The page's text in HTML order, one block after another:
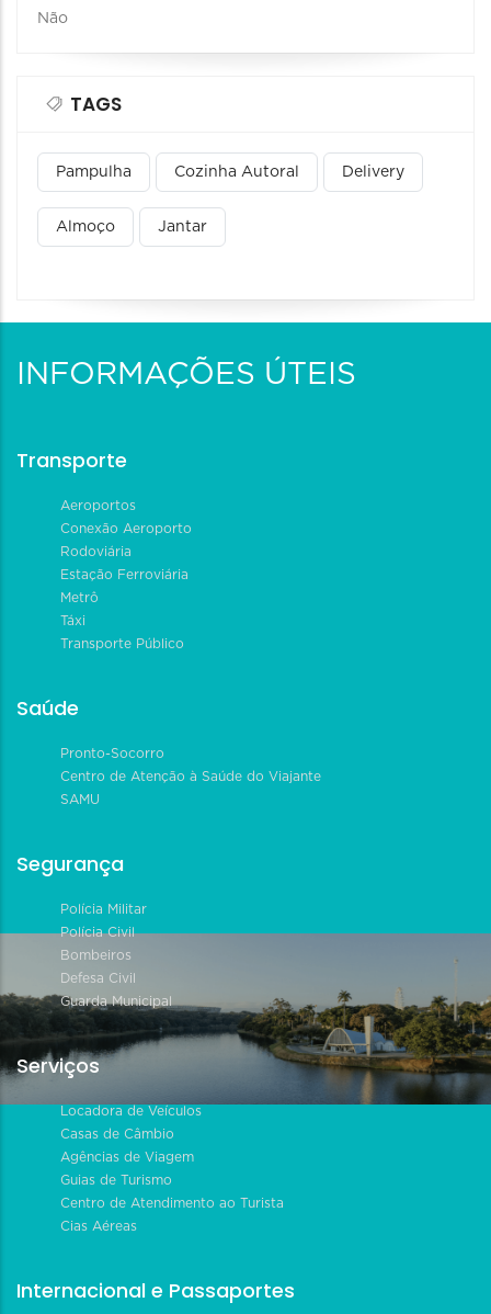
Não
TAGS
Pampulha Cozinha Autoral Delivery
Almoço Jantar
INFORMAÇÕES ÚTEIS
Transporte
Aeroportos
Conexão Aeroporto
Rodoviária
Estação Ferroviária
Metrô
Táxi
Transporte Público
Saúde
Pronto-Socorro
Centro de Atenção à Saúde do Viajante
SAMU
Segurança
Polícia Militar
Polícia Civil
Bombeiros
Defesa Civil
Guarda Municipal
Serviços
Locadora de Veículos
Casas de Câmbio
Agências de Viagem
Guias de Turismo
Centro de Atendimento ao Turista
Cias Aéreas
Internacional e Passaportes